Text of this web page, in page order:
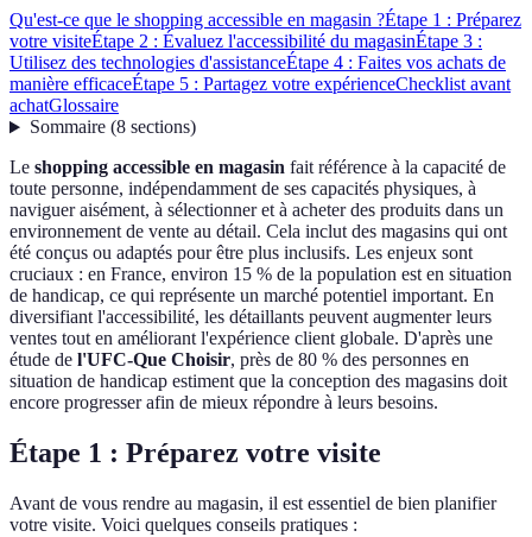
Qu'est-ce que le shopping accessible en magasin ?Étape 1 : Préparez
votre visiteÉtape 2 : Évaluez l'accessibilité du magasinÉtape 3 :
Utilisez des technologies d'assistanceÉtape 4 : Faites vos achats de
manière efficaceÉtape 5 : Partagez votre expérienceChecklist avant
achatGlossaire
Sommaire(8 sections)
Le shopping accessible en magasin fait référence à la capacité de
toute personne, indépendamment de ses capacités physiques, à
naviguer aisément, à sélectionner et à acheter des produits dans un
environnement de vente au détail. Cela inclut des magasins qui ont
été conçus ou adaptés pour être plus inclusifs. Les enjeux sont
cruciaux : en France, environ 15 % de la population est en situation
de handicap, ce qui représente un marché potentiel important. En
diversifiant l'accessibilité, les détaillants peuvent augmenter leurs
ventes tout en améliorant l'expérience client globale. D'après une
étude de l'UFC-Que Choisir, près de 80 % des personnes en
situation de handicap estiment que la conception des magasins doit
encore progresser afin de mieux répondre à leurs besoins.
Étape 1 : Préparez votre visite
Avant de vous rendre au magasin, il est essentiel de bien planifier
votre visite. Voici quelques conseils pratiques :